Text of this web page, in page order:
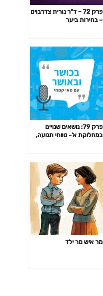
פרק 72 – ד"ר נורית צדרבוים
– בחירות ביער
פרק 79: נושאים שנויים
במחלוקת א'- טווחי תנועה,
מר איש מר ילד